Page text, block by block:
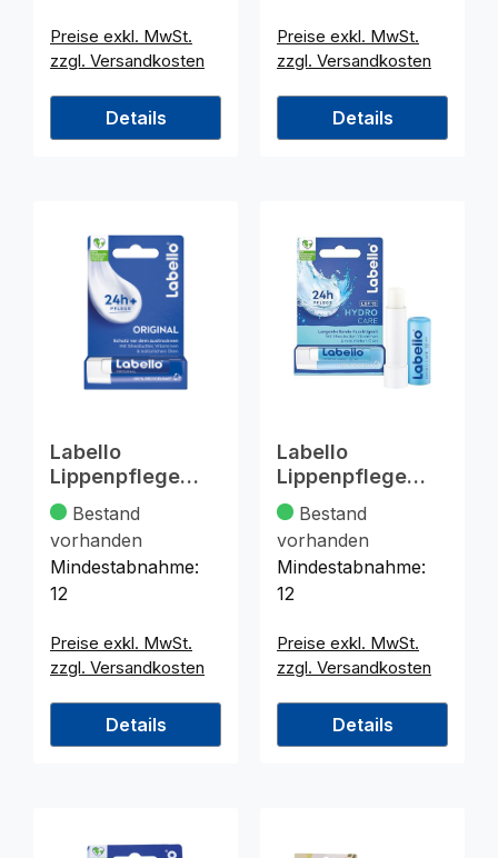
Preise exkl. MwSt.
zzgl. Versandkosten
Details
Preise exkl. MwSt.
zzgl. Versandkosten
Details
Labello
Lippenpflege
Classic 4,8g
Bestand
vorhanden
Mindestabnahme:
12
Preise exkl. MwSt.
zzgl. Versandkosten
Details
Labello
Lippenpflege
Hydro Care
5,5ml
Bestand
vorhanden
Mindestabnahme:
12
Preise exkl. MwSt.
zzgl. Versandkosten
Details